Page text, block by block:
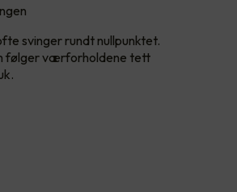
svinger rundt nullpunktet.
følger værforholdene tett